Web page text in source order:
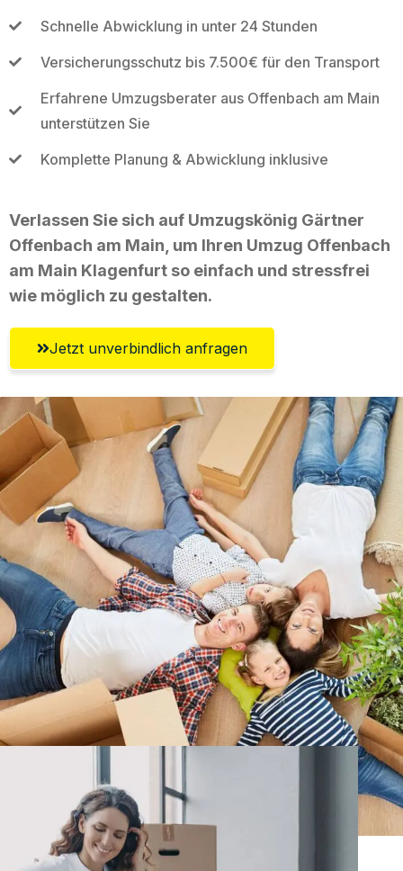
Schnelle Abwicklung in unter 24 Stunden
Versicherungsschutz bis 7.500€ für den Transport
Erfahrene Umzugsberater aus Offenbach am Main
unterstützen Sie
Komplette Planung & Abwicklung inklusive
Verlassen Sie sich auf Umzugskönig Gärtner
Offenbach am Main, um Ihren Umzug Offenbach
am Main Klagenfurt so einfach und stressfrei
wie möglich zu gestalten.
Jetzt unverbindlich anfragen